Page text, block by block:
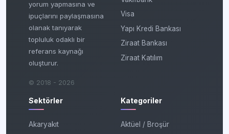
yorum yapmasına ve
ipuçlarını paylaşmasına
olanak tanıyarak
topluluk odaklı bir
referans kaynağı
oluşturur.
© 2018 - 2026
Visa
Yapı Kredi Bankası
Ziraat Bankası
Ziraat Katılım
Sektörler
Akaryakıt
Kategoriler
Aktüel / Broşür